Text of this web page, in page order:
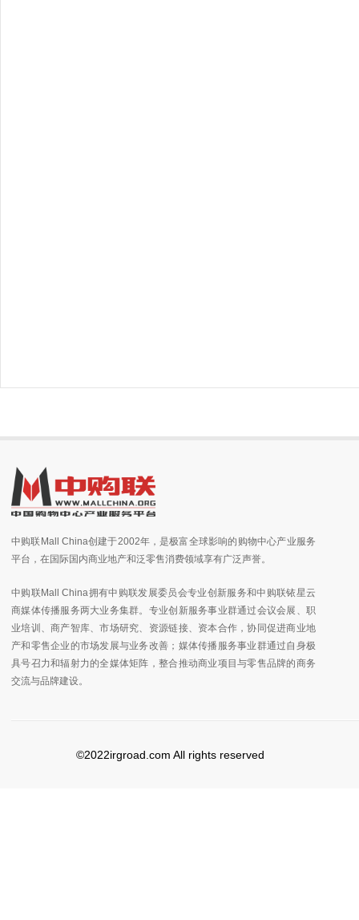
中购联Mall China创建于2002年，是极富全球影响的购物中心产业服务
平台，在国际国内商业地产和泛零售消费领域享有广泛声誉。
中购联Mall China拥有中购联发展委员会专业创新服务和中购联铱星云
商媒体传播服务两大业务集群。专业创新服务事业群通过会议会展、职
业培训、商产智库、市场研究、资源链接、资本合作，协同促进商业地
产和零售企业的市场发展与业务改善；媒体传播服务事业群通过自身极
具号召力和辐射力的全媒体矩阵，整合推动商业项目与零售品牌的商务
交流与品牌建设。
©2022irgroad.com All rights reserved